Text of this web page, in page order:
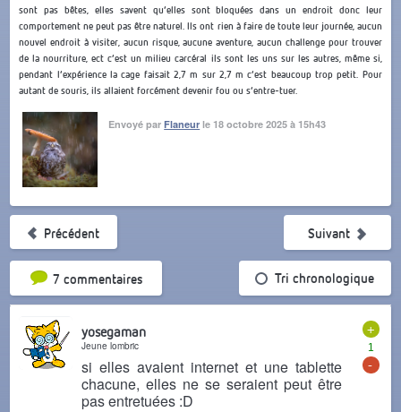
sont pas bêtes, elles savent qu’elles sont bloquées dans un endroit donc leur
comportement ne peut pas être naturel. Ils ont rien à faire de toute leur journée, aucun
nouvel endroit à visiter, aucun risque, aucune aventure, aucun challenge pour trouver
de la nourriture, ect c’est un milieu carcéral ils sont les uns sur les autres, même si,
pendant l’expérience la cage faisait 2,7 m sur 2,7 m c’est beaucoup trop petit. Pour
autant de souris, ils allaient forcément devenir fou ou s’entre-tuer.
Envoyé parFlaneur le 18 octobre 2025 à 15h43
Précédent
7 commentairesTri par popularité Tri chronologique
Suivant
+
1
-
yosegaman
Jeune lombric
si elles avaient internet et une tablette
chacune, elles ne se seraient peut être
pas entretuées :D